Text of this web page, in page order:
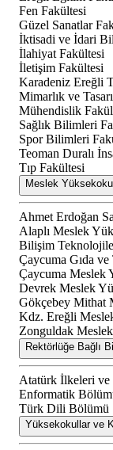
Fen Fakültesi
Güzel Sanatlar
İktisadi ve İdari
İlahiyat Fakültesi
İletişim Fakültesi
Karadeniz Ereğli
Mimarlık ve
Mühendislik
Sağlık Bilimleri
Spor Bilimleri
Teoman Duralı
Tıp Fakültesi
Meslek
Ahmet Erdoğan
Alaplı Meslek
Bilişim
Çaycuma Gıda
Çaycuma Meslek
Devrek Meslek
Gökçebey Mithat
Kdz. Ereğli
Zonguldak
Rektörlüğe Bağlı
Atatürk İlkeleri ve
Enformatik
Türk Dili Bölümü
Yüksekokullar ve